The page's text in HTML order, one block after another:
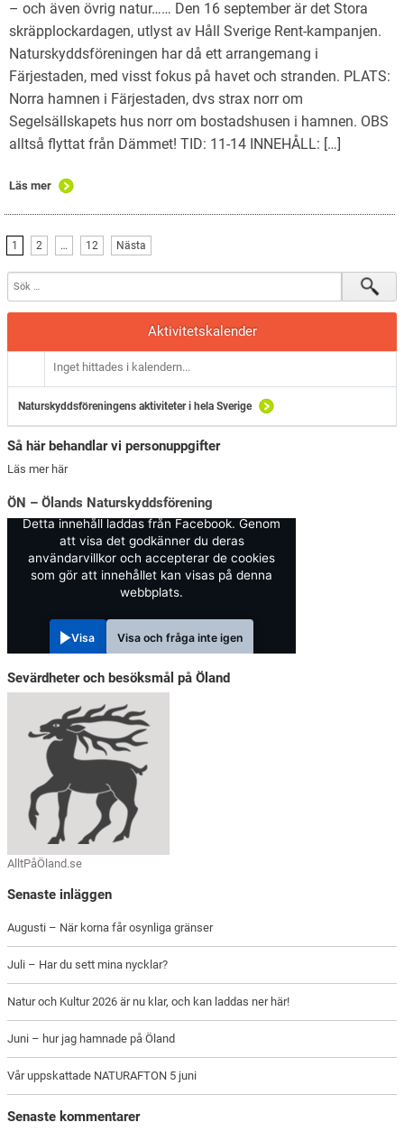
– och även övrig natur…… Den 16 september är det Stora
skräpplockardagen, utlyst av Håll Sverige Rent-kampanjen.
Naturskyddsföreningen har då ett arrangemang i
Färjestaden, med visst fokus på havet och stranden. PLATS:
Norra hamnen i Färjestaden, dvs strax norr om
Segelsällskapets hus norr om bostadshusen i hamnen. OBS
alltså flyttat från Dämmet! TID: 11-14 INNEHÅLL: […]
Läs mer
1 2 … 12 Nästa
Aktivitetskalender
Inget hittades i kalendern...
Naturskyddsföreningens aktiviteter i hela Sverige
Så här behandlar vi personuppgifter
Läs mer här
ÖN – Ölands Naturskyddsförening
Detta innehåll laddas från Facebook. Genom
att visa det godkänner du deras
användarvillkor och accepterar de cookies
som gör att innehållet kan visas på denna
webbplats.
Visa Visa och fråga inte igen
Sevärdheter och besöksmål på Öland
AlltPåÖland.se
Senaste inläggen
Augusti – När korna får osynliga gränser
Juli – Har du sett mina nycklar?
Natur och Kultur 2026 är nu klar, och kan laddas ner här!
Juni – hur jag hamnade på Öland
Vår uppskattade NATURAFTON 5 juni
Senaste kommentarer